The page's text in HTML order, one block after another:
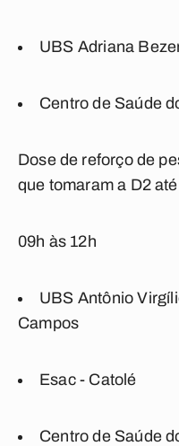
UBS Adriana
Centro de Saúde
Dose de reforço de
que tomaram a D2
09h às 12h
UBS Antônio
Campos
Esac - Catolé
Centro de Saúde